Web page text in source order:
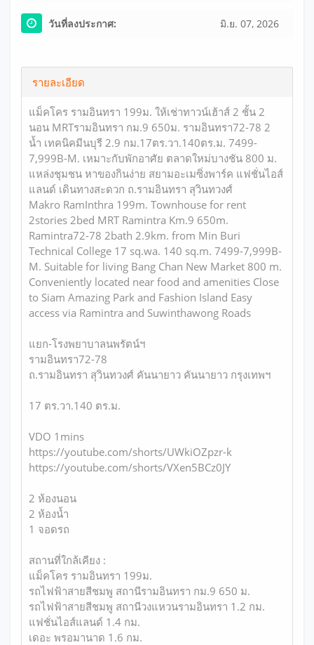
วันที่ลงประกาศ: มิ.ย. 07, 2026
รายละเอียด
แม็คโคร รามอินทรา 199ม. ให้เช่าทาวน์เฮ้าส์ 2 ชั้น 2
นอน MRTรามอินทรา กม.9 650ม. รามอินทรา72-78 2
น้ำ เทคนิคมีนบุรี 2.9 กม.17ตร.วา.140ตร.ม. 7499-
7,999B-M. เหมาะกับพักอาศัย ตลาดใหม่บางชัน 800 ม.
แหล่งชุมชน หาของกินง่าย สยามอะเมซิ่งพาร์ค แฟชั่นไอส์
แลนด์ เดินทางสะดวก ถ.รามอินทรา สุวินทวงศ์
Makro RamInthra 199m. Townhouse for rent
2stories 2bed MRT Ramintra Km.9 650m.
Ramintra72-78 2bath 2.9km. from Min Buri
Technical College 17 sq.wa. 140 sq.m. 7499-7,999B-
M. Suitable for living Bang Chan New Market 800 m.
Conveniently located near food and amenities Close
to Siam Amazing Park and Fashion Island Easy
access via Ramintra and Suwinthawong Roads
แยก-โรงพยาบาลนพรัตน์ฯ
รามอินทรา72-78
ถ.รามอินทรา สุวินทวงศ์ คันนายาว คันนายาว กรุงเทพฯ
17 ตร.วา.140 ตร.ม.
VDO 1mins
https://youtube.com/shorts/UWkiOZpzr-k
https://youtube.com/shorts/VXen5BCz0JY
2 ห้องนอน
2 ห้องน้ำ
1 จอดรถ
สถานที่ใกล้เคียง :
แม็คโคร รามอินทรา 199ม.
รถไฟฟ้าสายสีชมพู สถานีรามอินทรา กม.9 650 ม.
รถไฟฟ้าสายสีชมพู สถานีวงแหวนรามอินทรา 1.2 กม.
แฟชั่นไอส์แลนด์ 1.4 กม.
เดอะ พรอมานาด 1.6 กม.